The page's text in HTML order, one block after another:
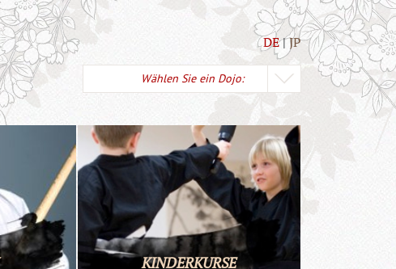
DE JP
Wählen Sie ein Dojo:
KINDERKURSE